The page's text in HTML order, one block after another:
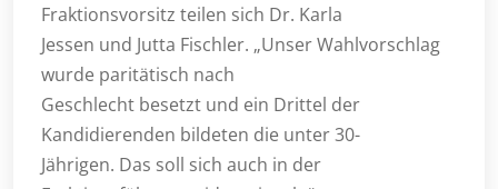
Fraktionsvorsitz teilen sich Dr. Karla
Jessen und Jutta Fischler. „Unser Wahlvorschlag
wurde paritätisch nach
Geschlecht besetzt und ein Drittel der
Kandidierenden bildeten die unter 30-
Jährigen. Das soll sich auch in der